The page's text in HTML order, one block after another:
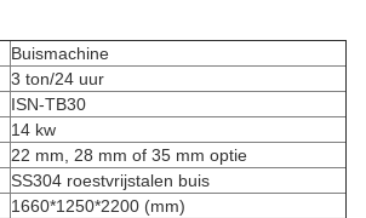
Buismachine
3 ton/24 uur
ISN-TB30
14 kw
22 mm, 28 mm of 35 mm optie
SS304 roestvrijstalen buis
1660*1250*2200 (mm)